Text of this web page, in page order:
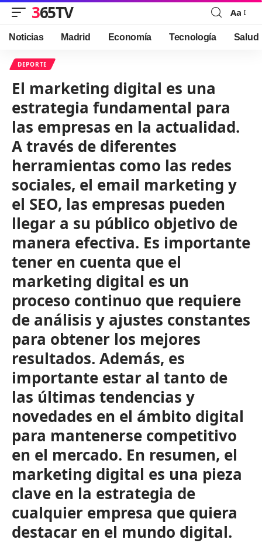
365TV
Font
Resizer
Aa
Noticias Madrid Economía Tecnología Salud
DEPORTE
El marketing digital es una
estrategia fundamental para
las empresas en la actualidad.
A través de diferentes
herramientas como las redes
sociales, el email marketing y
el SEO, las empresas pueden
llegar a su público objetivo de
manera efectiva. Es importante
tener en cuenta que el
marketing digital es un
proceso continuo que requiere
de análisis y ajustes constantes
para obtener los mejores
resultados. Además, es
importante estar al tanto de
las últimas tendencias y
novedades en el ámbito digital
para mantenerse competitivo
en el mercado. En resumen, el
marketing digital es una pieza
clave en la estrategia de
cualquier empresa que quiera
destacar en el mundo digital.